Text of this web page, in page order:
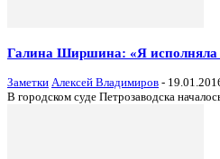
Галина Ширшина: «Я исполняла
Заметки Алексей Владимиров -
В городском суде Петрозаводска